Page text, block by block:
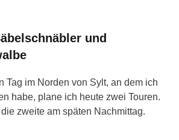
und
Tag im Norden von Sylt, an dem ich
habe, plane ich heute zwei Touren.
zweite am späten Nachmittag.